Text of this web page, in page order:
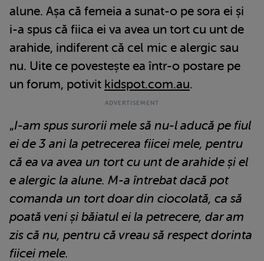
alune. Așa că femeia a sunat-o pe sora ei și
i-a spus că fiica ei va avea un tort cu unt de
arahide, indiferent că cel mic e alergic sau
nu. Uite ce povestește ea într-o postare pe
un forum, potivit kidspot.com.au.
„I-am spus surorii mele să nu-l aducă pe fiul
ei de 3 ani la petrecerea fiicei mele, pentru
că ea va avea un tort cu unt de arahide și el
e alergic la alune. M-a întrebat dacă pot
comanda un tort doar din ciocolată, ca să
poată veni și băiatul ei la petrecere, dar am
zis că nu, pentru că vreau să respect dorinta
fiicei mele.